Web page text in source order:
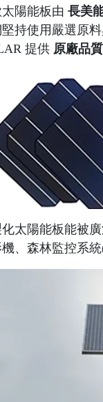
陽能板由 長美
持使用嚴選原
提供 原廠品
太陽能板能被
、森林監控系